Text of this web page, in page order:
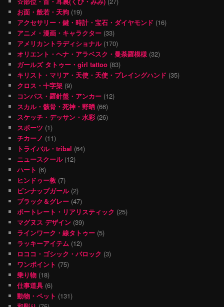
お面・般若・天狗 (19)
アクセサリー・鍵・時計・宝石・ダイヤモンド (16)
アニメ・漫画・キャラクター (33)
アメリカントラディショナル(170)
オリエント・ヘナ・アラベスク・曼荼羅模様 (32)
ガールズ タトゥー・girl tattoo (83)
キリスト・マリア・天使・天使・プレイングハンド (35)
クロス・十字架 (9)
コンパス・羅針盤・アンカー (12)
スカル・骸骨・死神・野晒 (66)
スケッチ・デッサン・水彩 (26)
スポーツ (1)
チカーノ (11)
トライバル・tribal (64)
ニュースクール(12)
ハート (6)
ヒンドゥー教 (7)
ピンナップガール(2)
ブラック＆グレー (47)
ポートレート・リアリスティック (25)
マグヌス デザイン (39)
ラインワーク・線タトゥー (5)
ラッキーアイテム (12)
ロココ・ゴシック・バロック (3)
ワンポイント (75)
乗り物 (18)
仕事道具 (6)
動物・ペット (131)